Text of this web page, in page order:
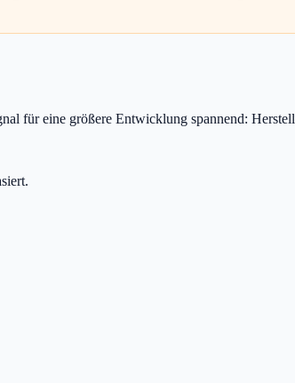
für eine größere Entwicklung spannend: